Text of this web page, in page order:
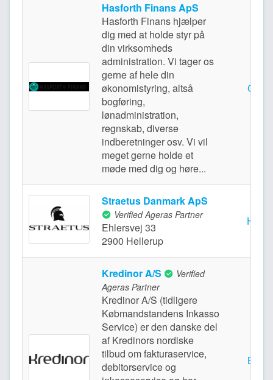
Hasforth Finans ApS
Hasforth Finans hjælper
dig med at holde styr på
din virksomheds
administration. Vi tager os
gerne af hele din
økonomistyring, altså
bogføring,
lønadministration,
regnskab, diverse
indberetninger osv. Vi vil
meget gerne holde et
møde med dig og høre...
Straetus Danmark ApS
Verified Ageras Partner
Ehlersvej 33
2900 Hellerup
Kredinor A/S
Verified
Ageras Partner
Kredinor A/S (tidligere
Købmandstandens Inkasso
Service) er den danske del
af Kredinors nordiske
tilbud om fakturaservice,
debitorservice og